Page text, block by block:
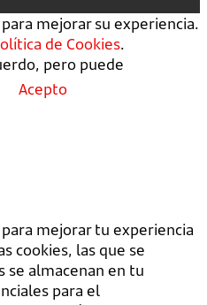
mejorar su experiencia.
de Cookies.
pero puede
Acepto
mejorar tu experiencia
cookies, las que se
se almacenan en tu
para el